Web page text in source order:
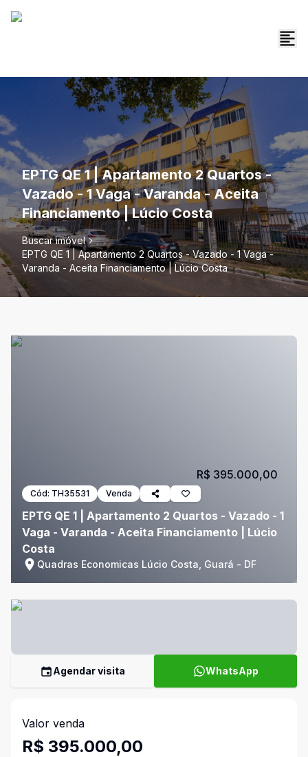
EPTG QE 1 | Apartamento 2 Quartos -
Vazado - 1 Vaga - Varanda - Aceita
Financiamento | Lúcio Costa
Buscar imóvel
EPTG QE 1 | Apartamento 2 Quartos - Vazado - 1 Vaga -
Varanda - Aceita Financiamento | Lúcio Costa
Cód: TH35531 Venda
EPTG QE 1 | Apartamento 2 Quartos - Vazado - 1
Vaga - Varanda - Aceita Financiamento | Lúcio
Costa
Quadras Economicas Lúcio Costa, Guará - DF
R$ 395.000,00
Agendar visita WhatsApp
Valor venda
R$ 395.000,00